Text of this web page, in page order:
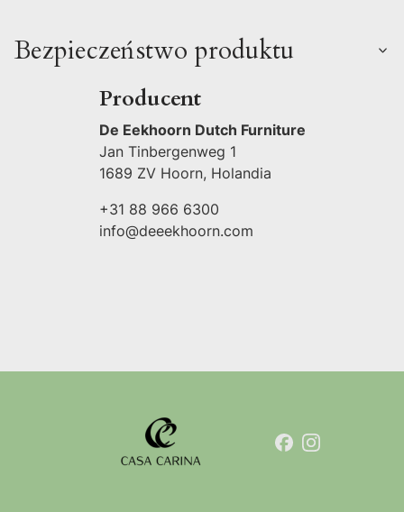
Bezpieczeństwo produktu
Producent
De Eekhoorn Dutch Furniture
Jan Tinbergenweg 1
1689 ZV Hoorn, Holandia
+31 88 966 6300
info@deeekhoorn.com